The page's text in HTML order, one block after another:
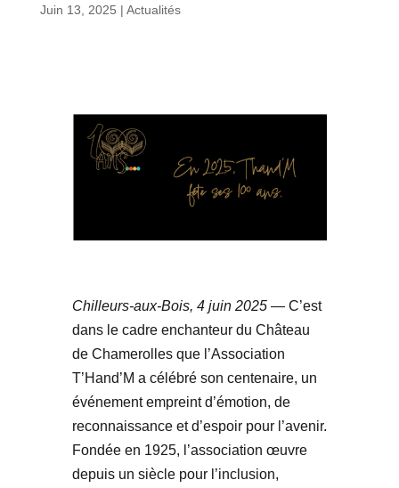
Juin 13, 2025 | Actualités
Chilleurs-aux-Bois, 4 juin 2025 — C’est
dans le cadre enchanteur du Château
de Chamerolles que l’Association
T’Hand’M a célébré son centenaire, un
événement empreint d’émotion, de
reconnaissance et d’espoir pour l’avenir.
Fondée en 1925, l’association œuvre
depuis un siècle pour l’inclusion,